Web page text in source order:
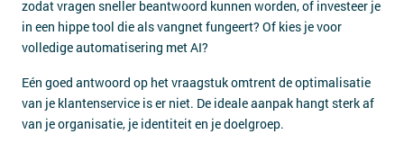
zodat vragen sneller beantwoord kunnen worden, of investeer je
in een hippe tool die als vangnet fungeert? Of kies je voor
volledige automatisering met AI?
Eén goed antwoord op het vraagstuk omtrent de optimalisatie
van je klantenservice is er niet. De ideale aanpak hangt sterk af
van je organisatie, je identiteit en je doelgroep.